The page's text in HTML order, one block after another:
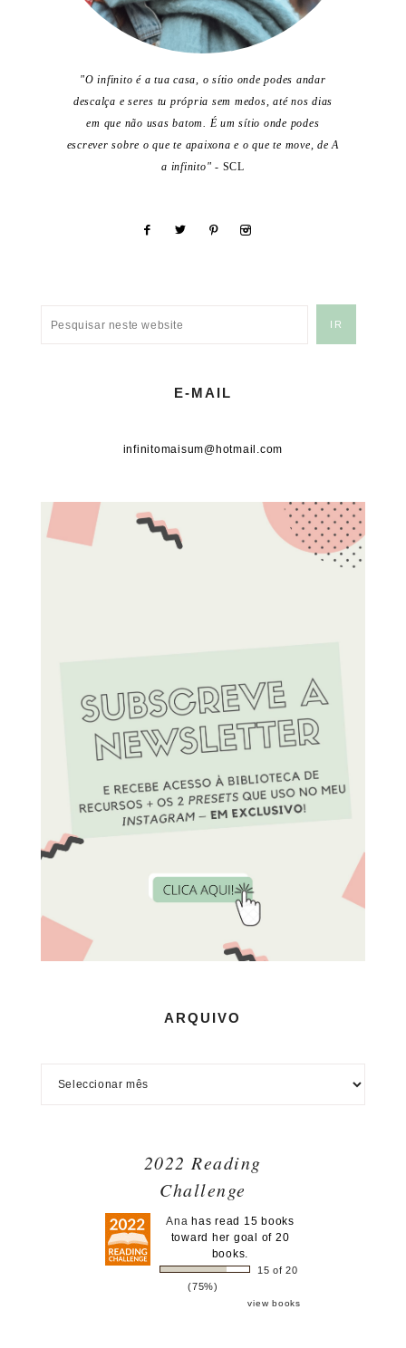
"O infinito é a tua casa, o sítio onde podes andar
descalça e seres tu própria sem medos, até nos dias
em que não usas batom. É um sítio onde podes
escrever sobre o que te apaixona e o que te move, de A
a infinito"- SCL
E-MAIL
infinitomaisum@hotmail.com
ARQUIVO
2022 Reading
Challenge
Ana has read 15 books
toward her goal of 20
books.
15 of 20
(75%)
view books